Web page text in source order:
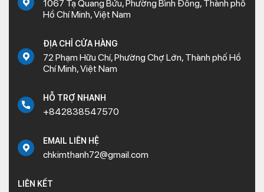
1067 Tạ Quang Bửu, Phường Bình Đông, Thành phố
Hồ Chí Minh, Việt Nam
ĐỊA CHỈ CỬA HÀNG
72 Phạm Hữu Chí, Phường Chợ Lớn, Thành phố Hồ
Chí Minh, Việt Nam
HỖ TRỢ NHANH
+842838547570
EMAIL LIÊN HỆ
chkimthanh72@gmail.com
LIÊN KẾT